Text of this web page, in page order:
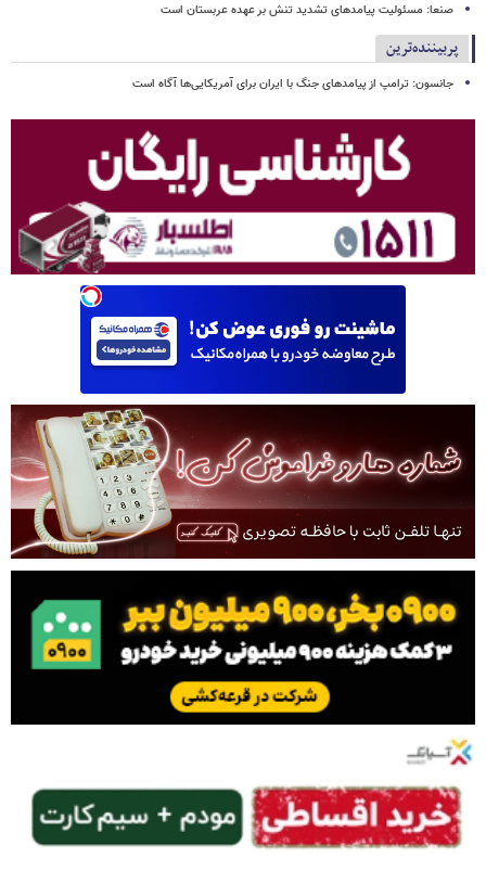
صنعا: مسئولیت پیامدهای تشدید تنش بر عهده عربستان است
پربیننده‌ترین
جانسون: ترامپ از پیامدهای جنگ با ایران برای آمریکایی‌ها آگاه است